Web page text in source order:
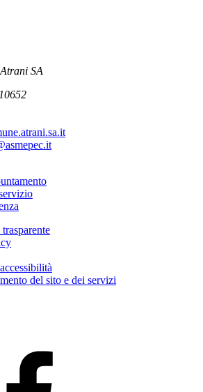
SA
del sito e dei servizi